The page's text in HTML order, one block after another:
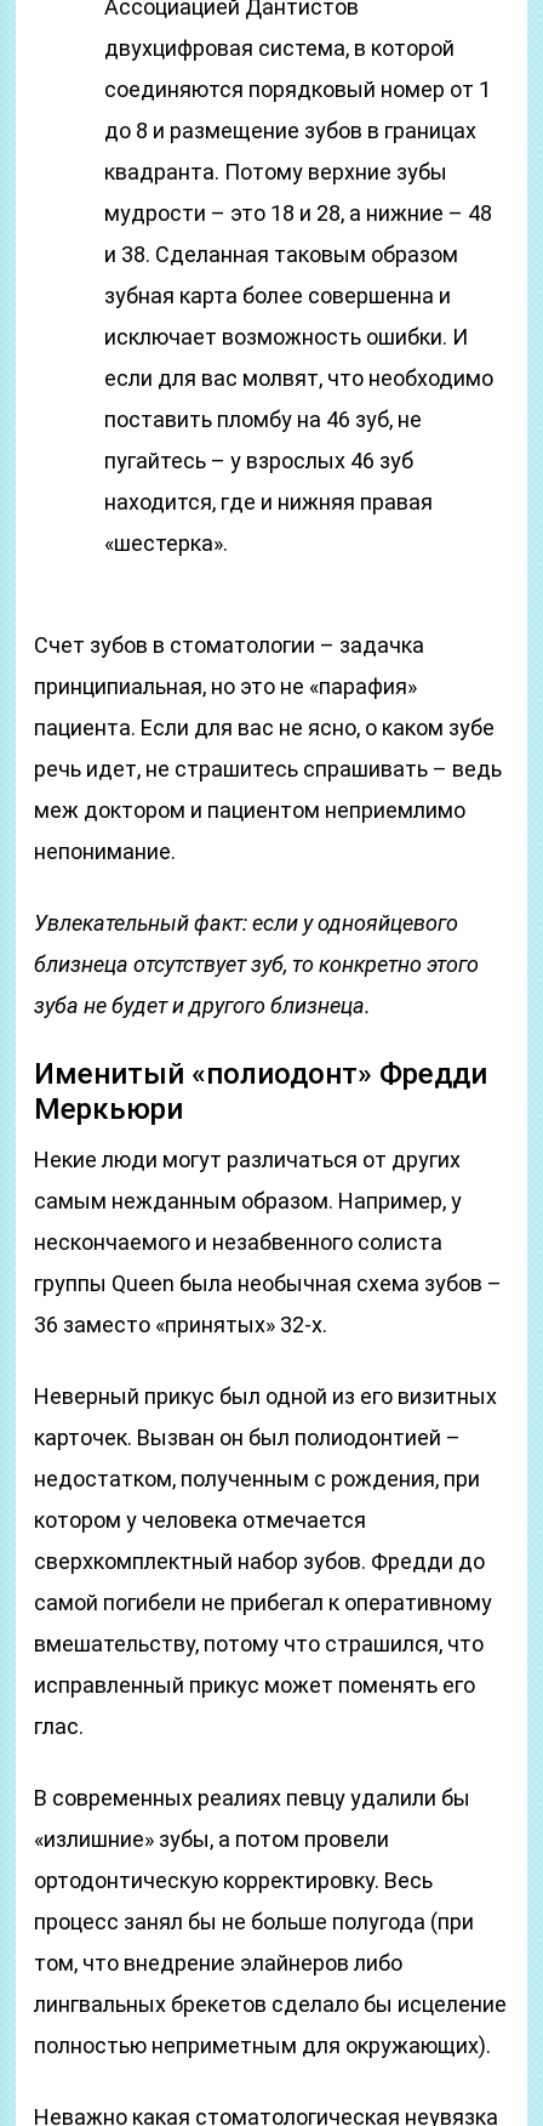
Ассоциацией Дантистов
двухцифровая система, в которой
соединяются порядковый номер от 1
до 8 и размещение зубов в границах
квадранта. Потому верхние зубы
мудрости – это 18 и 28, а нижние – 48
и 38. Сделанная таковым образом
зубная карта более совершенна и
исключает возможность ошибки. И
если для вас молвят, что необходимо
поставить пломбу на 46 зуб, не
пугайтесь – у взрослых 46 зуб
находится, где и нижняя правая
«шестерка».
Счет зубов в стоматологии – задачка
принципиальная, но это не «парафия»
пациента. Если для вас не ясно, о каком зубе
речь идет, не страшитесь спрашивать – ведь
меж доктором и пациентом неприемлимо
непонимание.
Увлекательный факт: если у однояйцевого
близнеца отсутствует зуб, то конкретно этого
зуба не будет и другого близнеца.
Именитый «полиодонт» Фредди
Меркьюри
Некие люди могут различаться от других
самым нежданным образом. Например, у
нескончаемого и незабвенного солиста
группы Queen была необычная схема зубов –
36 заместо «принятых» 32-х.
Неверный прикус был одной из его визитных
карточек. Вызван он был полиодонтией –
недостатком, полученным с рождения, при
котором у человека отмечается
сверхкомплектный набор зубов. Фредди до
самой погибели не прибегал к оперативному
вмешательству, потому что страшился, что
исправленный прикус может поменять его
глас.
В современных реалиях певцу удалили бы
«излишние» зубы, а потом провели
ортодонтическую корректировку. Весь
процесс занял бы не больше полугода (при
том, что внедрение элайнеров либо
лингвальных брекетов сделало бы исцеление
полностью неприметным для окружающих).
Неважно какая стоматологическая неувязка